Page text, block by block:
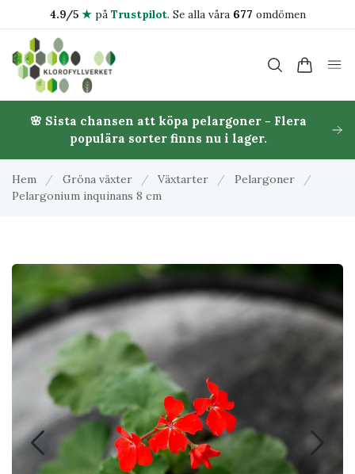
4.9/5 ★på Trustpilot. Se alla våra 677 omdömen
🌸 Sista chansen att köpa pelargoner - Flera
populära sorter finns nu i lager.
Hem / Gröna växter / Växtarter / Pelargoner
/
Pelargonium inquinans 8 cm